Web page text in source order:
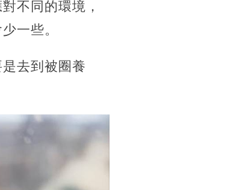
不同的環境，
一些。
去到被圈養